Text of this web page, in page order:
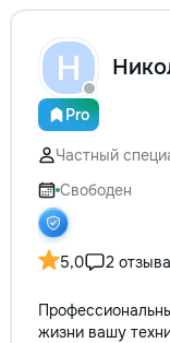
Н
Pro
Частный
Свободен
5,0 2 отзыва
жизни вашу